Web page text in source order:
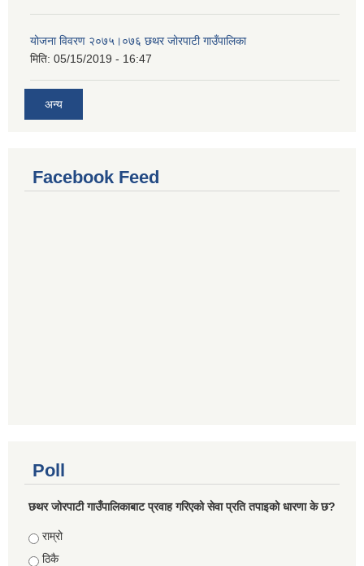
योजना विवरण २०७५।०७६ छथर जोरपाटी गाउँपालिका
मिति: 05/15/2019 - 16:47
अन्य
Facebook Feed
Poll
छथर जोरपाटी गाउँपालिकाबाट प्रवाह गरिएको सेवा प्रति तपाइको धारणा के छ?
Choices
राम्रो
ठिकै